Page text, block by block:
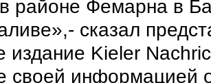
районе Фемарна в
сказал
издание Kieler
своей информацией